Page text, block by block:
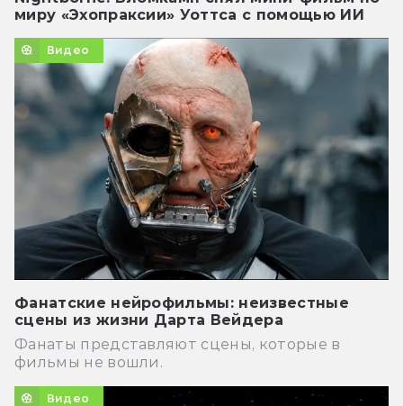
миру «Эхопраксии» Уоттса с помощью ИИ
Видео
Фанатские нейрофильмы: неизвестные
сцены из жизни Дарта Вейдера
Фанаты представляют сцены, которые в
фильмы не вошли.
Видео